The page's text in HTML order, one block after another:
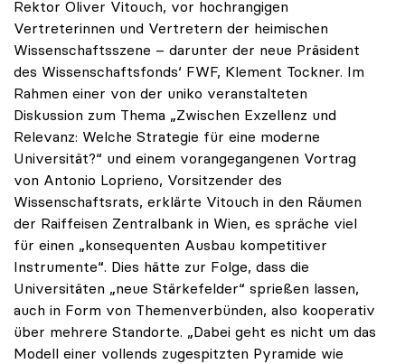
Rektor Oliver Vitouch, vor hochrangigen
Vertreterinnen und Vertretern der heimischen
Wissenschaftsszene – darunter der neue Präsident
des Wissenschaftsfonds‘ FWF, Klement Tockner. Im
Rahmen einer von der uniko veranstalteten
Diskussion zum Thema „Zwischen Exzellenz und
Relevanz: Welche Strategie für eine moderne
Universität?“ und einem vorangegangenen Vortrag
von Antonio Loprieno, Vorsitzender des
Wissenschaftsrats, erklärte Vitouch in den Räumen
der Raiffeisen Zentralbank in Wien, es spräche viel
für einen „konsequenten Ausbau kompetitiver
Instrumente“. Dies hätte zur Folge, dass die
Universitäten „neue Stärkefelder“ sprießen lassen,
auch in Form von Themenverbünden, also kooperativ
über mehrere Standorte. „Dabei geht es nicht um das
Modell einer vollends zugespitzten Pyramide wie